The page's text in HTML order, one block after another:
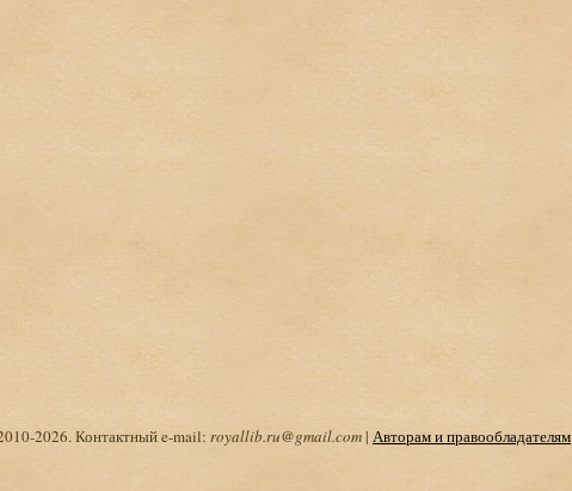
2026. Контактный e-mail: royallib.ru@gmail.com| Авторам и правообладателям